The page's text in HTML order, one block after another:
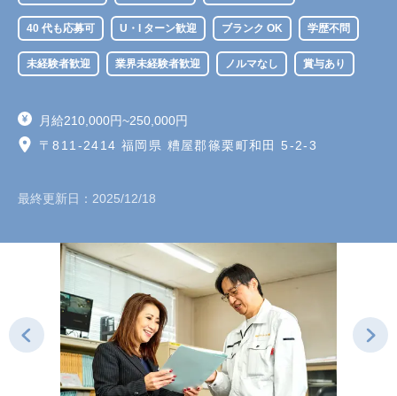
40 代も応募可 U・I ターン歓迎 ブランク OK 学歴不問
未経験者歓迎 業界未経験者歓迎 ノルマなし 賞与あり
月給210,000円~250,000円
〒811-2414 福岡県 糟屋郡篠栗町和田 5-2-3
最終更新日： 2025/12/18